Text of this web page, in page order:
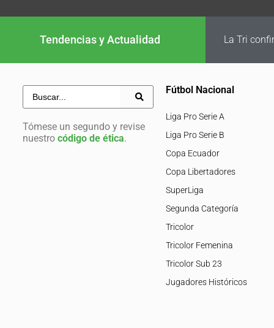
Tendencias y Actualidad La Tri
Tómese un segundo y revise
nuestro código de ética.
Fútbol Nacional
Liga Pro Serie A
Liga Pro Serie B
Copa Ecuador
Copa Libertadores
SuperLiga
Segunda Categoría
Tricolor
Tricolor Femenina
Tricolor Sub 23
Jugadores Históricos